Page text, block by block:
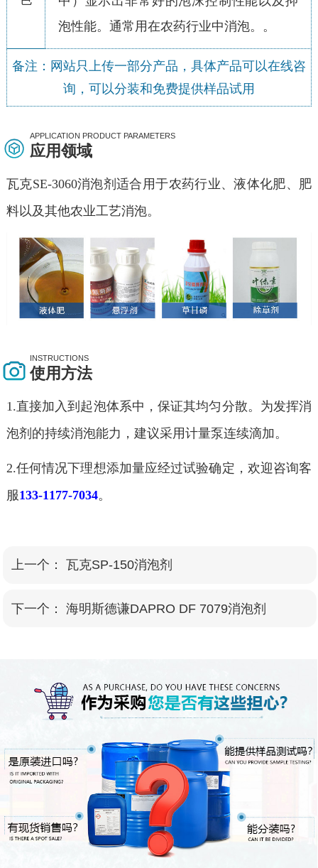
泡性能。通常用在农药行业中消泡。。
备注：网站只上传一部分产品，具体产品可以在线咨
询，可以分装和免费提供样品试用
APPLICATION PRODUCT PARAMETERS
应用领域
瓦克SE-3060消泡剂适合用于农药行业、液体化肥、肥
料以及其他农业工艺消泡。
INSTRUCTIONS
使用方法
1.直接加入到起泡体系中，保证其均匀分散。为发挥消
泡剂的持续消泡能力，建议采用计量泵连续滴加。
2.任何情况下理想添加量应经过试验确定，欢迎咨询客
服133-1177-7034。
上一个： 瓦克SP-150消泡剂
下一个： 海明斯德谦DAPRO DF 7079消泡剂